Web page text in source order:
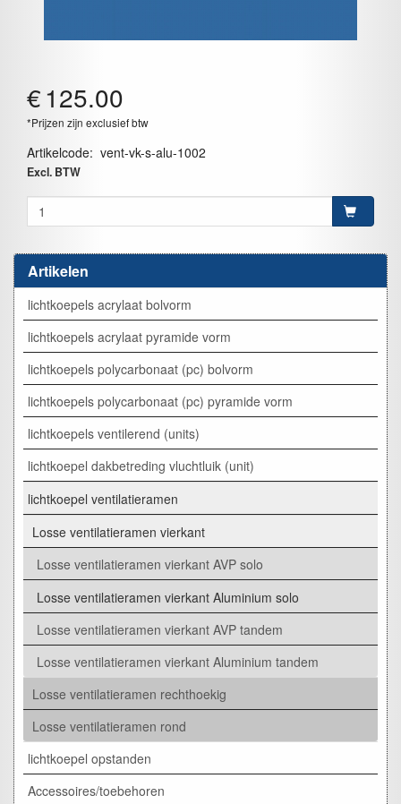
Artikelen
lichtkoepels acrylaat bolvorm
lichtkoepels acrylaat pyramide vorm
lichtkoepels polycarbonaat (pc) bolvorm
lichtkoepels polycarbonaat (pc) pyramide vorm
lichtkoepels ventilerend (units)
lichtkoepel dakbetreding vluchtluik (unit)
lichtkoepel ventilatieramen
Losse ventilatieramen vierkant
Losse ventilatieramen vierkant AVP solo
Losse ventilatieramen vierkant Aluminium solo
Losse ventilatieramen vierkant AVP tandem
Losse ventilatieramen vierkant Aluminium tandem
Losse ventilatieramen rechthoekig
Losse ventilatieramen rond
lichtkoepel opstanden
Accessoires/toebehoren
€125.00
*Prijzen zijn exclusief btw
Artikelcode: vent-vk-s-alu-1002
Excl. BTW